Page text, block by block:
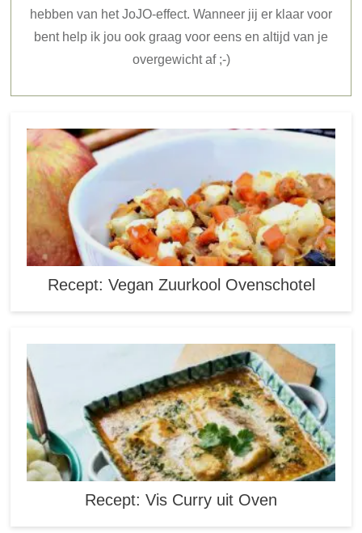
hebben van het JoJO-effect. Wanneer jij er klaar voor
bent help ik jou ook graag voor eens en altijd van je
overgewicht af ;-)
Recept: Vegan Zuurkool Ovenschotel
Recept: Vis Curry uit Oven